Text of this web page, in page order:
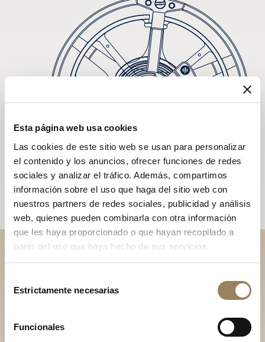
Esta página web usa cookies
Las cookies de este sitio web se usan para personalizar
el contenido y los anuncios, ofrecer funciones de redes
sociales y analizar el tráfico. Además, compartimos
información sobre el uso que haga del sitio web con
nuestros partners de redes sociales, publicidad y análisis
web, quienes pueden combinarla con otra información
que les haya proporcionado o que hayan recopilado a
partir del uso que haya hecho de sus servicios.
Estrictamente necesarias
Funcionales
Descubra nuestras
colecciones en boutique